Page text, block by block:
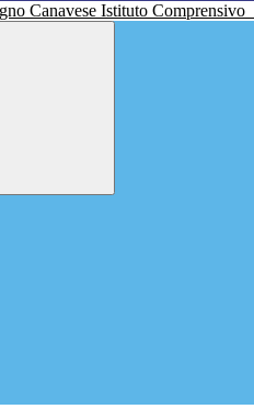
Istituto Comprensivo